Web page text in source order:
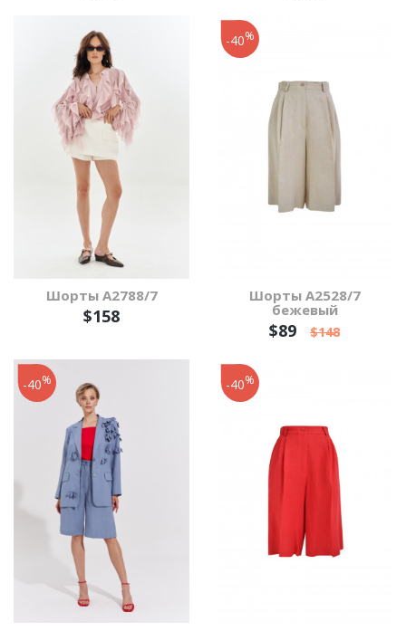
Шорты А2788/7
$158
Шорты А2528/7
бежевый
$89 $148
-40%
-40% -40%